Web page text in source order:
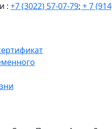
: +7 (3022) 57-07-79; + 7